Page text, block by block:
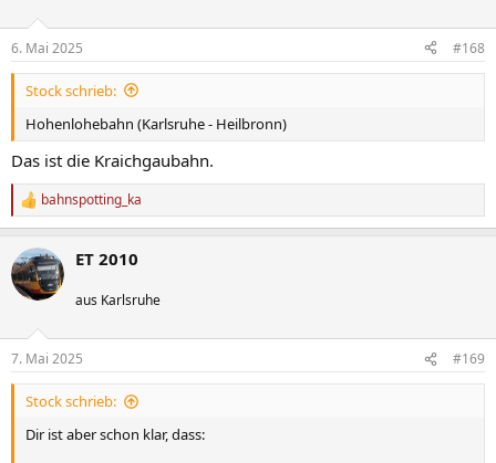
6. Mai 2025 #168
Stock schrieb:
Hohenlohebahn (Karlsruhe - Heilbronn)
Das ist die Kraichgaubahn.
R
e
k
t
i
n
:
bahnspotting_ka
ET 2010
aus Karlsruhe
7. Mai 2025 #169
Stock schrieb:
Dir ist aber schon klar, dass: